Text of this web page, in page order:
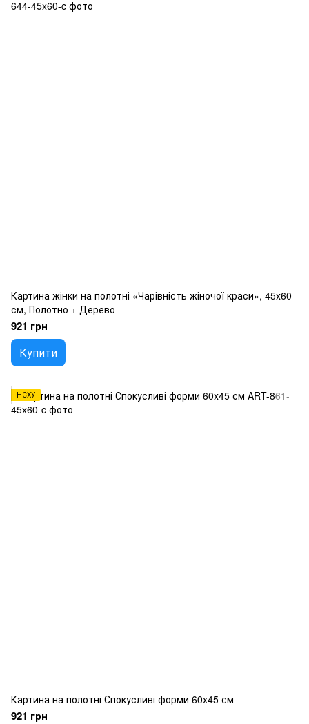
Картина жінки на полотні «Чарівність жіночої краси», 45х60
см, Полотно + Дерево
921 грн
Купити
НСХУ
Картина на полотні Спокусливі форми 60х45 см
921 грн